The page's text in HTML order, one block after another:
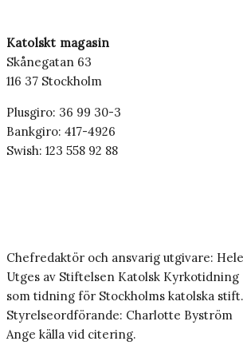
Katolskt magasin
Skånegatan 63
116 37 Stockholm
Plusgiro: 36 99 30-3
Bankgiro: 417-4926
Swish: 123 558 92 88
Chefredaktör och ansvarig utgivare:
Utges av Stiftelsen Katolsk Kyrkotidning
som tidning för Stockholms katolska stift.
Styrelseordförande: Charlotte Byström
Ange källa vid citering.